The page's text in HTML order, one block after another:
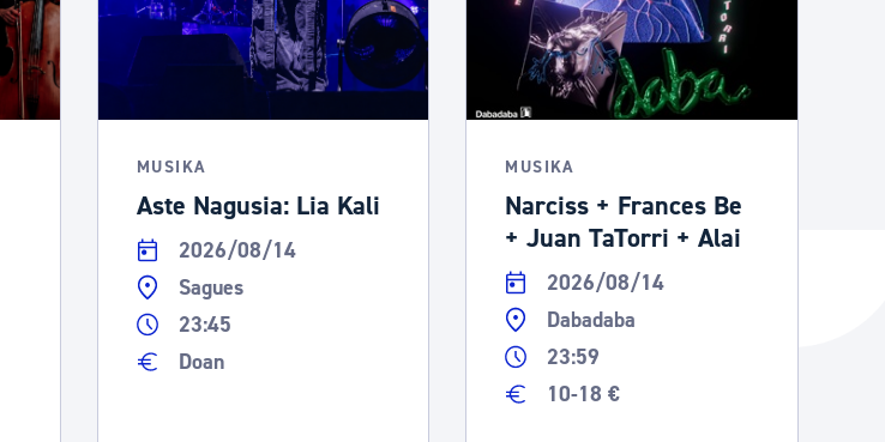
MUSIKA
Aste Nagusia: Lia Kali
2026/08/14
Sagues
23:45
Doan
MUSIKA
Narciss + Frances Be
+ Juan TaTorri + Alai
2026/08/14
Dabadaba
23:59
10-18 €